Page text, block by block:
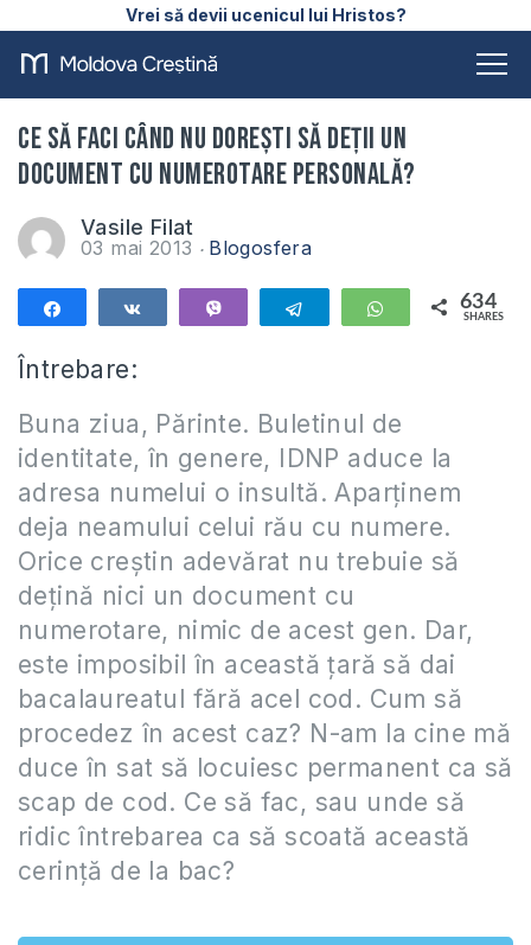
Vrei să devii ucenicul lui Hristos?
Ce să faci când nu dorești să deții un
document cu numerotare personală?
Vasile Filat
03 mai 2013 Blogosfera
Telegram WhatsApp
634
SHARES
Întrebare:
Buna ziua, Părinte. Buletinul de
identitate, în genere, IDNP aduce la
adresa numelui o insultă. Aparținem
deja neamului celui rău cu numere.
Orice creștin adevărat nu trebuie să
dețină nici un document cu
numerotare, nimic de acest gen. Dar,
este imposibil în această țară să dai
bacalaureatul fără acel cod. Cum să
procedez în acest caz? N-am la cine mă
duce în sat să locuiesc permanent ca să
scap de cod. Ce să fac, sau unde să
ridic întrebarea ca să scoată această
cerință de la bac?